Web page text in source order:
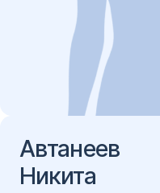
Автанеев
Никита